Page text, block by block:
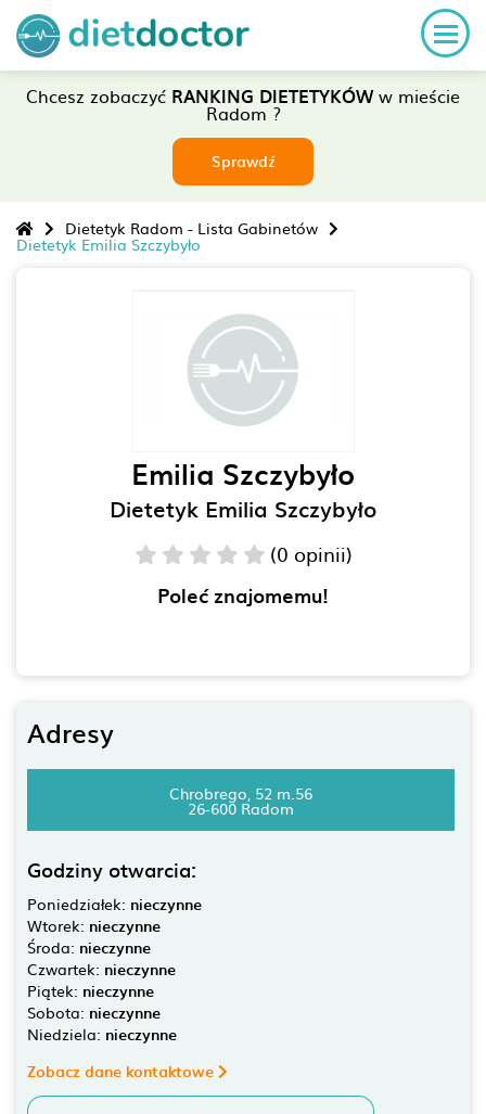
Chcesz zobaczyć RANKING DIETETYKÓWw mieście
Radom ?
Sprawdź
Dietetyk Radom - Lista Gabinetów
Dietetyk Emilia Szczybyło
Emilia Szczybyło
Dietetyk Emilia Szczybyło
(0 opinii)
Poleć znajomemu!
Adresy
Chrobrego, 52 m.56
26-600 Radom
Godziny otwarcia:
Poniedziałek: nieczynne
Wtorek: nieczynne
Środa: nieczynne
Czwartek: nieczynne
Piątek: nieczynne
Sobota: nieczynne
Niedziela: nieczynne
Zobacz dane kontaktowe